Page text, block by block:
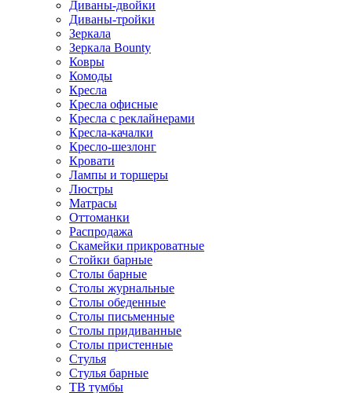
Диваны-двойки
Диваны-тройки
Зеркала
Зеркала Bounty
Ковры
Комоды
Кресла
Кресла офисные
Кресла с реклайнерами
Кресла-качалки
Кресло-шезлонг
Кровати
Лампы и торшеры
Люстры
Матрасы
Оттоманки
Распродажа
Скамейки прикроватные
Стойки барные
Столы барные
Столы журнальные
Столы обеденные
Столы письменные
Столы придиванные
Столы пристенные
Стулья
Стулья барные
ТВ тумбы